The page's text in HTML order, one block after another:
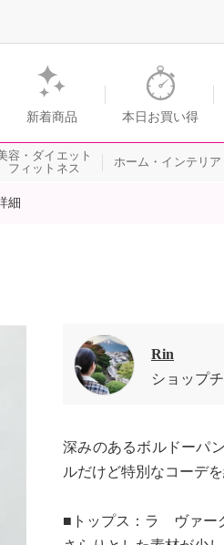
ショッピングのショップチャンネル
新着商品 本日お買い得
容・ダイエット
フィットネス
ホーム・インテリア
細
Rin
ショップ
深みのあるボルドーパ
ルだけど特別なコーデを
■トップス：ラ ヴァ